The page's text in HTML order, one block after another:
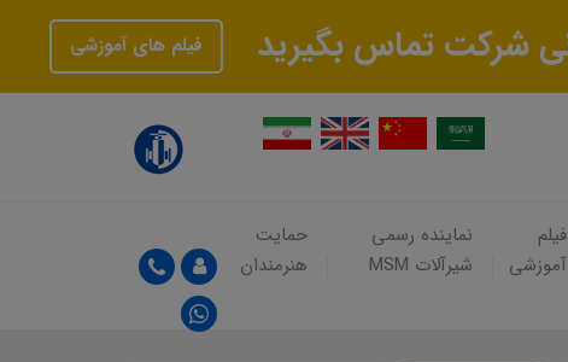
فیلم های آموزشی
فیلم
آموزشی
نماینده رسمی
شیرآلات MSM
حمایت
هنرمندان